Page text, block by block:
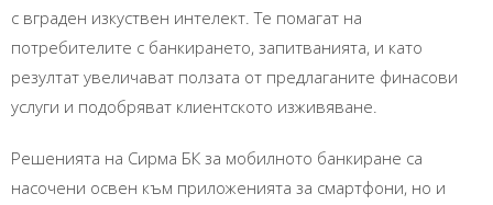
с вграден изкуствен интелект. Те помагат на
потребителите с банкирането, запитванията, и като
резултат увеличават ползата от предлаганите финасови
услуги и подобряват клиентското изживяване.
Решенията на Сирма БК за мобилното банкиране са
насочени освен към приложенията за смартфони, но и